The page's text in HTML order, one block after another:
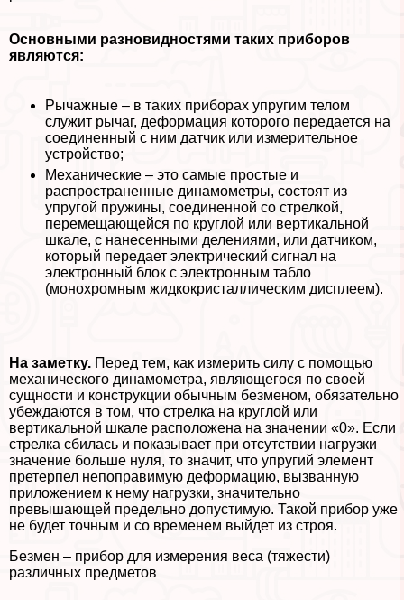
Основными разновидностями таких приборов
являются:
Рычажные – в таких приборах упругим телом
служит рычаг, деформация которого передается на
соединенный с ним датчик или измерительное
устройство;
Механические – это самые простые и
распространенные динамометры, состоят из
упругой пружины, соединенной со стрелкой,
перемещающейся по круглой или вертикальной
шкале, с нанесенными делениями, или датчиком,
который передает электрический сигнал на
электронный блок с электронным табло
(монохромным жидкокристаллическим дисплеем).
На заметку. Перед тем, как измерить силу с помощью
механического динамометра, являющегося по своей
сущности и конструкции обычным безменом, обязательно
убеждаются в том, что стрелка на круглой или
вертикальной шкале расположена на значении «0». Если
стрелка сбилась и показывает при отсутствии нагрузки
значение больше нуля, то значит, что упругий элемент
претерпел непоправимую деформацию, вызванную
приложением к нему нагрузки, значительно
превышающей предельно допустимую. Такой прибор уже
не будет точным и со временем выйдет из строя.
Безмен – прибор для измерения веса (тяжести)
различных предметов